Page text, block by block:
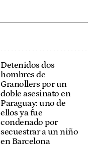
Detenidos dos
hombres de
Granollers por un
doble asesinato en
Paraguay: uno de
ellos ya fue
condenado por
secuestrar a un niño
en Barcelona